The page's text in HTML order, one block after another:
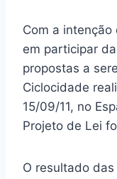
Com a
em participar
propostas a
Ciclocidade
15/09/11, no
Projeto de Lei
O resultado